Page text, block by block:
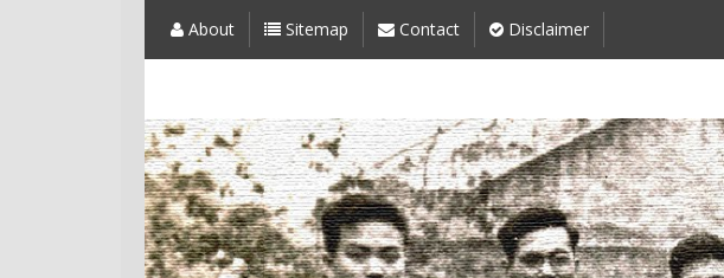
About Sitemap Contact Disclaimer